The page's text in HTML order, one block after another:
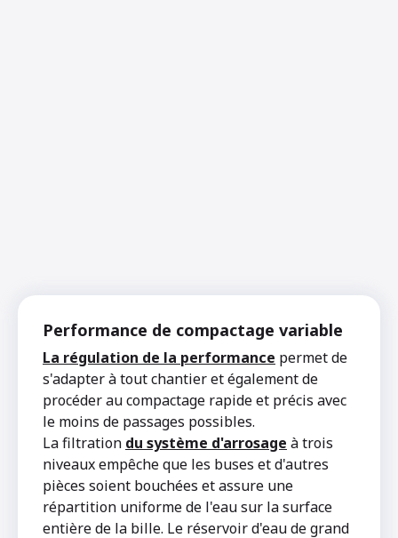
Performance de compactage variable
La régulation de la performance permet de
s'adapter à tout chantier et également de
procéder au compactage rapide et précis avec
le moins de passages possibles.
La filtration du système d'arrosage à trois
niveaux empêche que les buses et d'autres
pièces soient bouchées et assure une
répartition uniforme de l'eau sur la surface
entière de la bille. Le réservoir d'eau de grand